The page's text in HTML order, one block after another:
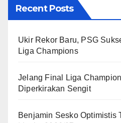
Recent Posts
Ukir Rekor Baru, PSG
Liga Champions
Jelang Final Liga
Diperkirakan Sengit
Benjamin Sesko Optimistis